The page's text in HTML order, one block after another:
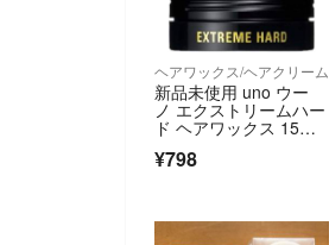
ヘアワックス/ヘアクリーム
新品未使用 uno ウー
ノ エクストリームハー
ド ヘアワックス 15
g ミニ
¥798